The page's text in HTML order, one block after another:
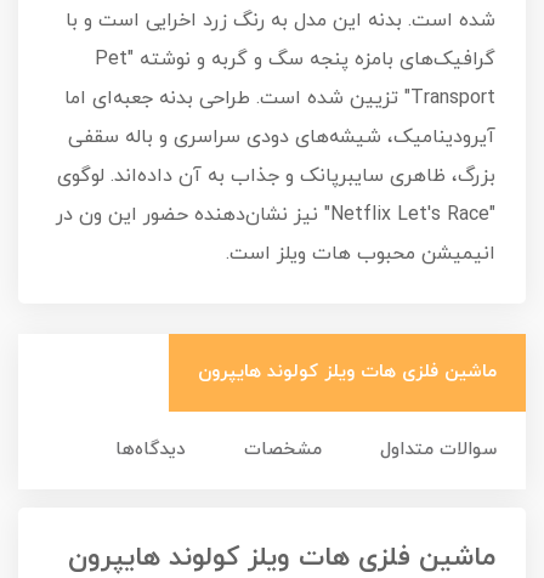
شده است. بدنه این مدل به رنگ زرد اخرایی است و با
گرافیک‌های بامزه پنجه سگ و گربه و نوشته "Pet
Transport" تزیین شده است. طراحی بدنه جعبه‌ای اما
آیرودینامیک، شیشه‌های دودی سراسری و باله سقفی
بزرگ، ظاهری سایبرپانک و جذاب به آن داده‌اند. لوگوی
"Netflix Let's Race" نیز نشان‌دهنده حضور این ون در
انیمیشن محبوب هات ویلز است.
ماشین فلزی هات ویلز کولوند هایپرون
سوالات متداول مشخصات دیدگاه‌ها
ماشین فلزی هات ویلز کولوند هایپرون